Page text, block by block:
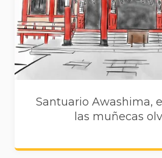
Santuario Awashima,
las muñecas